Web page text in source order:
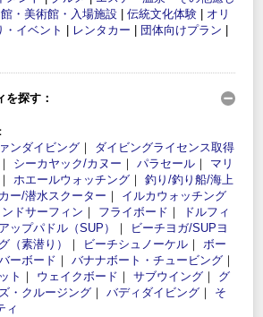
・美術館・入場施設 伝統文化体験
オリ
・イベント レンタカー 団体向けプラン
を探す：
：
ンダイビング ｜ ダイビングライセンス取得
｜ シーカヤック/カヌー ｜ パラセール ｜ マリ
｜ ホエールウォッチング ｜ 釣り/釣り船/海上
ー/潜水スクーター ｜ イルカウォッチング
ドサーフィン ｜ フライボード ｜
ドルフィ
ップパドル（SUP） ｜
ビーチヨガ/SUPヨ
（素潜り） ｜ ビーチシュノーケル ｜ ボー
ーボード ｜ バナナボート・チュービング ｜
ト ｜ ウェイクボード ｜ サブウイング ｜ グ
・クルージング ｜ バディダイビング ｜ そ
ィ